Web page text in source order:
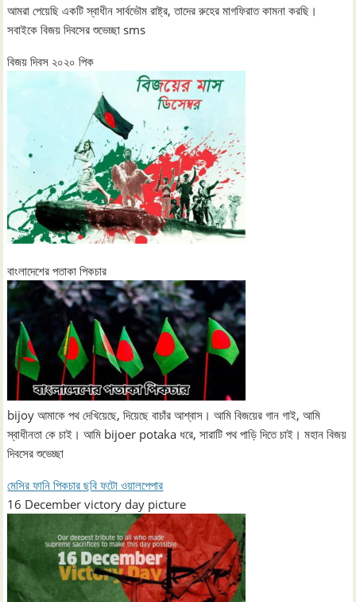
আমরা পেয়েছি একটি স্বাধীন সার্বভৌম রাষ্ট্র, তাদের রুহের মাগফিরাত কামনা করছি।
সবাইকে বিজয় দিবসের শুভেচ্ছা sms
বিজয় দিবস ২০২০ পিক
বাংলাদেশের পতাকা পিকচার
bijoy আমাকে পথ দেখিয়েছে, দিয়েছে বাচাঁর আশ্বাস। আমি বিজয়ের গান গাই, আমি
স্বাধীনতা কে চাই। আমি bijoer potaka ধরে, সারাটি পথ পাড়ি দিতে চাই। মহান বিজয়
দিবসের শুভেচ্ছা
মেসির ফানি পিকচার ছবি ফটো ওয়ালপেপার
16 December victory day picture